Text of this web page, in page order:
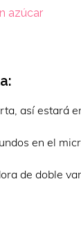
azúcar
así estará
en el
de doble